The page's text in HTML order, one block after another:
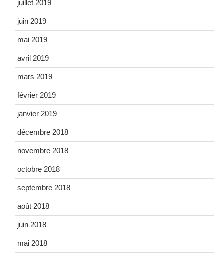
juillet 2019
juin 2019
mai 2019
avril 2019
mars 2019
février 2019
janvier 2019
décembre 2018
novembre 2018
octobre 2018
septembre 2018
août 2018
juin 2018
mai 2018